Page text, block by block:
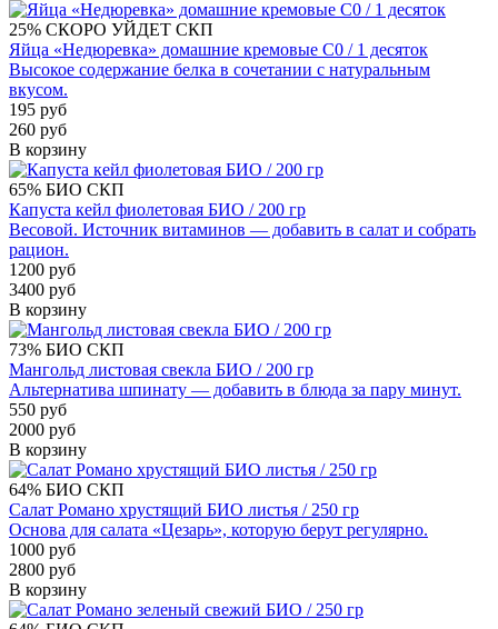
25% СКОРО УЙДЕТ СКП
Яйца «Недюревка» домашние кремовые С0 / 1 десяток
Высокое содержание белка в сочетании с натуральным
вкусом.
195 руб
260 руб
В корзину
65% БИО СКП
Капуста кейл фиолетовая БИО / 200 гр
Весовой. Источник витаминов — добавить в салат и собрать
рацион.
1200 руб
3400 руб
В корзину
73% БИО СКП
Мангольд листовая свекла БИО / 200 гр
Альтернатива шпинату — добавить в блюда за пару минут.
550 руб
2000 руб
В корзину
64% БИО СКП
Салат Романо хрустящий БИО листья / 250 гр
Основа для салата «Цезарь», которую берут регулярно.
1000 руб
2800 руб
В корзину